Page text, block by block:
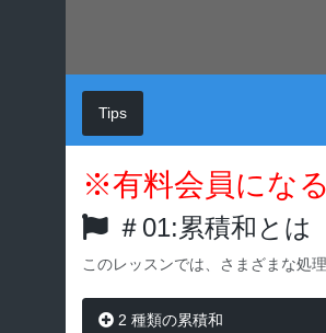
Tips
※有料会員にな
＃01:累積和とは
このレッスンでは、さまざまな処
2 種類の累積和